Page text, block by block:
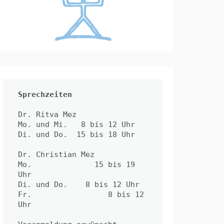
Sprechzeiten
Dr. Ritva Mez
Mo. und Mi.   8 bis 12 Uhr
Di. und Do.  15 bis 18 Uhr
Dr. Christian Mez
Mo.              15 bis 19
Uhr
Di. und Do.    8 bis 12 Uhr
Fr.                 8 bis 12
Uhr